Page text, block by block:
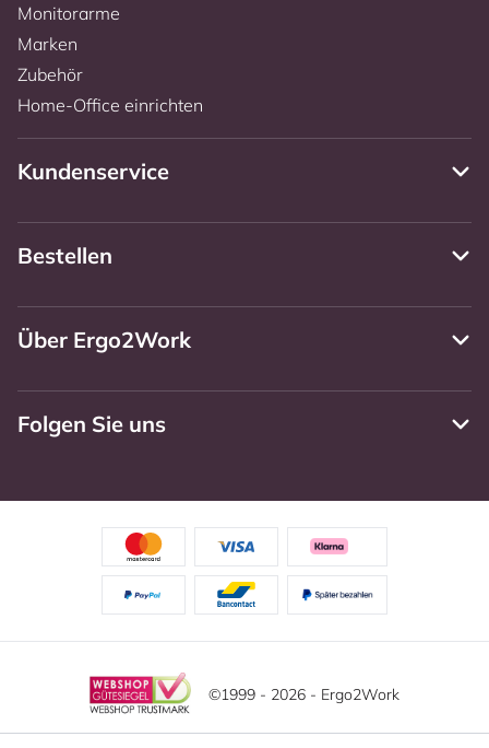
Monitorarme
Marken
Zubehör
Home-Office einrichten
Kundenservice
Bestellen
Über Ergo2Work
Folgen Sie uns
©1999 - 2026 - Ergo2Work